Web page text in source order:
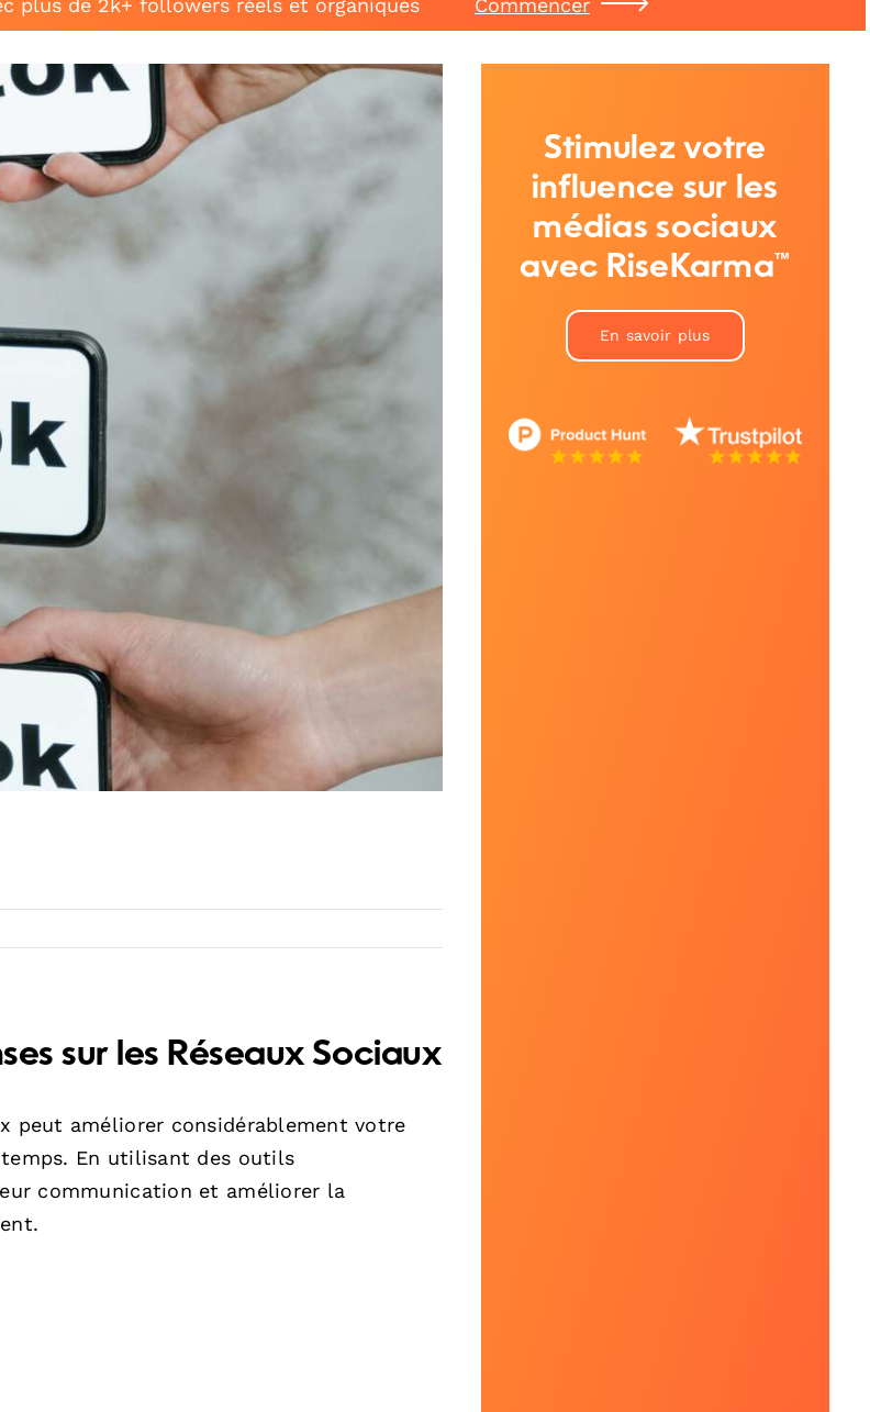
plus de 2k+ followers réels et organiques Commencer
sur les Réseaux Sociaux
peut améliorer considérablement votre
En utilisant des outils
communication et améliorer la
Stimulez votre
influence sur les
médias sociaux
avec RiseKarma™
En savoir plus